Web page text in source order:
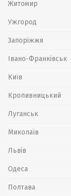
Житомир
Ужгород
Запоріжжя
Івано-Франківськ
Київ
Кропивницький
Луганськ
Миколаїв
Львів
Одеса
Полтава